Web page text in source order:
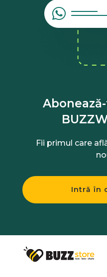
Fii primul care
Intră în